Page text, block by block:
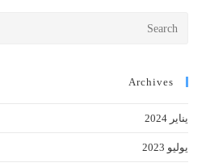
Archives
يناير 2024
يوليو 2023